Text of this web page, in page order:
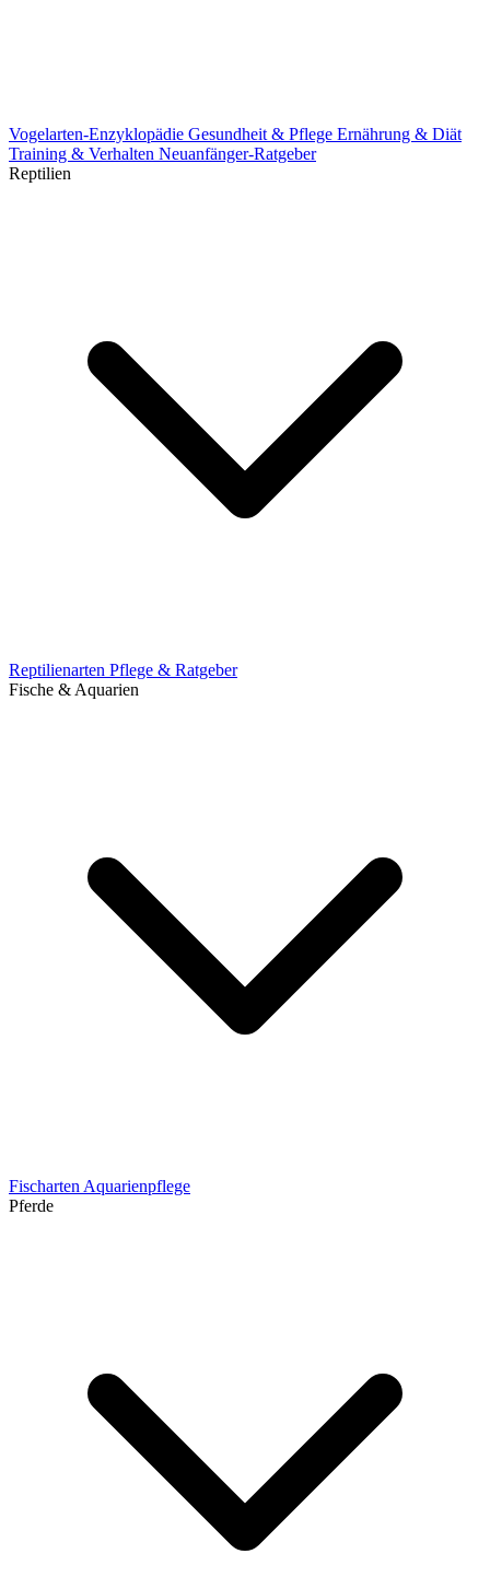
Vogelarten-Enzyklopädie Gesundheit & Pflege Ernährung & Diät
Training & Verhalten Neuanfänger-Ratgeber
Reptilien
Reptilienarten Pflege & Ratgeber
Fische & Aquarien
Fischarten Aquarienpflege
Pferde